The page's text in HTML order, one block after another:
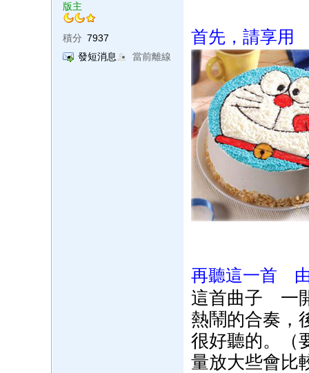
版主
積分 7937
發短消息
當前離線
首先，請享用
再聽這一首
這首曲子 一
熱鬧的合奏，
很好聽的。（
量放大些會比